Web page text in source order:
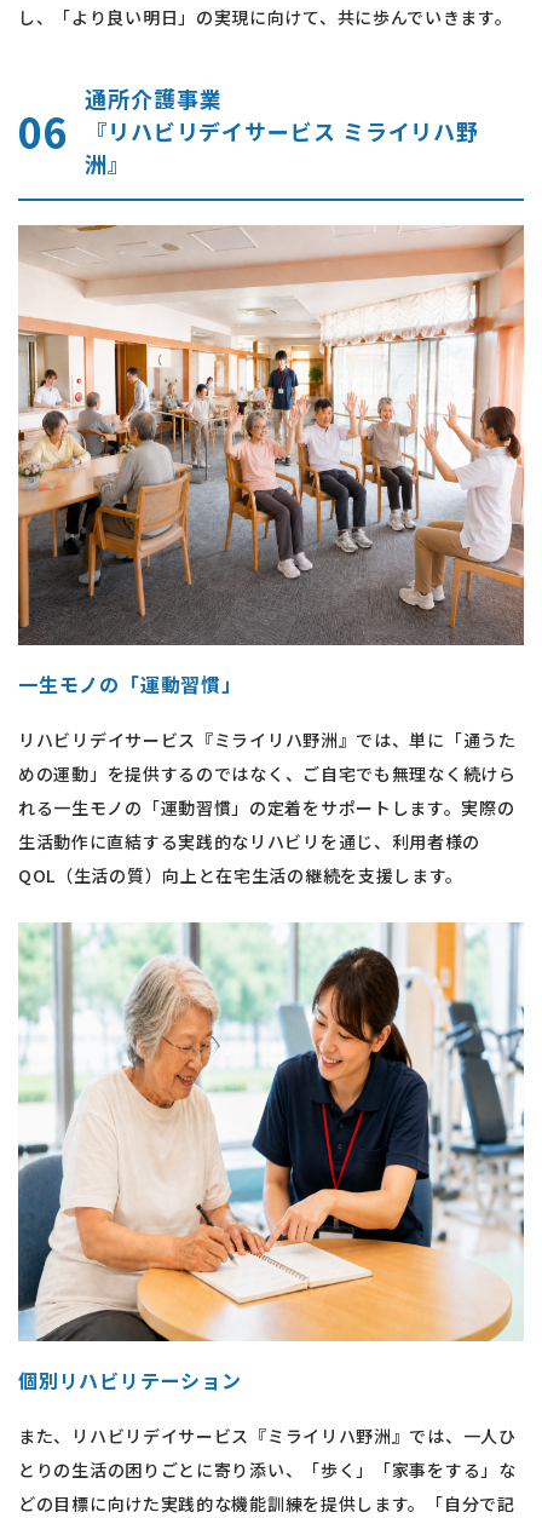
し、「より良い明日」の実現に向けて、共に歩んでいきます。
06
通所介護事業
『リハビリデイサービス ミライリハ野
洲』
一生モノの「運動習慣」
リハビリデイサービス『ミライリハ野洲』では、単に「通うた
めの運動」を提供するのではなく、ご自宅でも無理なく続けら
れる一生モノの「運動習慣」の定着をサポートします。実際の
生活動作に直結する実践的なリハビリを通じ、利用者様の
QOL（生活の質）向上と在宅生活の継続を支援します。
個別リハビリテーション
また、リハビリデイサービス『ミライリハ野洲』では、一人ひ
とりの生活の困りごとに寄り添い、「歩く」「家事をする」な
どの目標に向けた実践的な機能訓練を提供します。「自分で記